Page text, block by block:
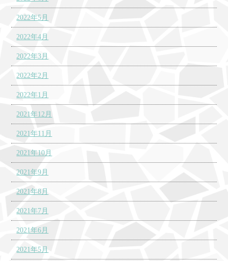
2022年5月
2022年4月
2022年3月
2022年2月
2022年1月
2021年12月
2021年11月
2021年10月
2021年9月
2021年8月
2021年7月
2021年6月
2021年5月